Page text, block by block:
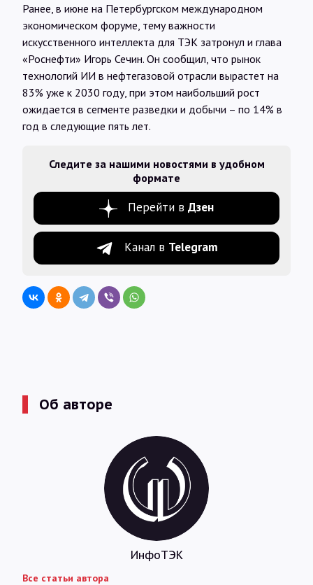
Ранее, в июне на Петербургском международном
экономическом форуме, тему важности
искусственного интеллекта для ТЭК затронул и глава
«Роснефти» Игорь Сечин. Он сообщил, что рынок
технологий ИИ в нефтегазовой отрасли вырастет на
83% уже к 2030 году, при этом наибольший рост
ожидается в сегменте разведки и добычи – по 14% в
год в следующие пять лет.
Следите за нашими новостями в удобном
формате
Перейти в Дзен
Канал в Telegram
Об авторе
ИнфоТЭК
Все статьи автора